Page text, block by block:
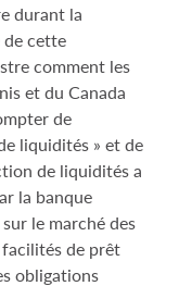
durant la
de cette
comment les
et du Canada
de
liquidités » et de
de liquidités a
la banque
le marché des
de prêt
obligations